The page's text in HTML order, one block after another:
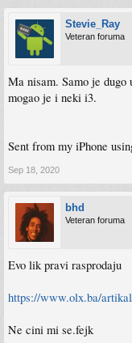
Stevie_Ray
Veteran foruma
Ma nisam. Samo je dugo
mogao je i neki i3.
Sent from my iPhone
Sep 18, 2020
bhd
Veteran foruma
Evo lik pravi rasprodaju
https://www.olx.ba/
Ne cini mi se.fejk